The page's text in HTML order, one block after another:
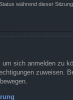
während dieser
sich anmelden zu
zuweisen.